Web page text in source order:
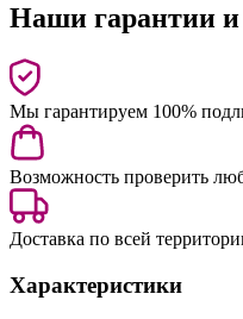
Наши гарантии
Мы гарантируем 100%
Возможность проверить
Доставка по всей
Характеристики